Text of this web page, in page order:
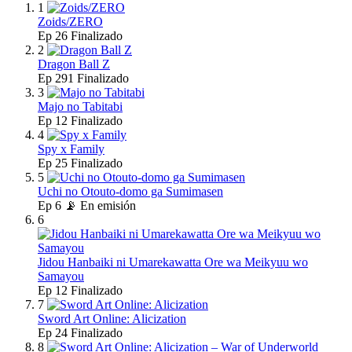
1
Zoids/ZERO
Ep 26 Finalizado
2
Dragon Ball Z
Ep 291 Finalizado
3
Majo no Tabitabi
Ep 12 Finalizado
4
Spy x Family
Ep 25 Finalizado
5
Uchi no Otouto-domo ga Sumimasen
Ep 6 📡 En emisión
6
Jidou Hanbaiki ni Umarekawatta Ore wa Meikyuu wo
Samayou
Ep 12 Finalizado
7
Sword Art Online: Alicization
Ep 24 Finalizado
8